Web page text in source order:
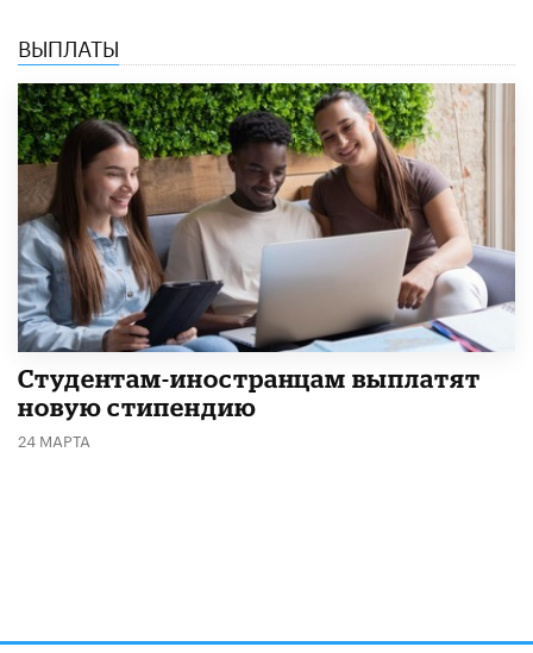
ВЫПЛАТЫ
Студентам-иностранцам выплатят
новую стипендию
24 МАРТА